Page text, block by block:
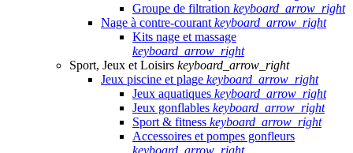
Groupe de filtration keyboard_arrow_right
Nage à contre-courant keyboard_arrow_right
Kits nage et massage
keyboard_arrow_right
Sport, Jeux et Loisirs keyboard_arrow_right
Jeux piscine et plage keyboard_arrow_right
Jeux aquatiques keyboard_arrow_right
Jeux gonflables keyboard_arrow_right
Sport & fitness keyboard_arrow_right
Accessoires et pompes gonfleurs
keyboard_arrow_right